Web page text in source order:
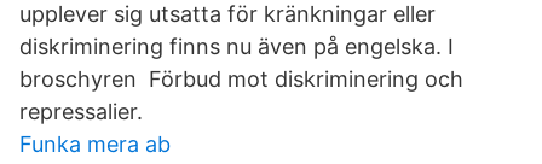
upplever sig utsatta för kränkningar eller
diskriminering finns nu även på engelska. I
broschyren Förbud mot diskriminering och
repressalier.
Funka mera ab